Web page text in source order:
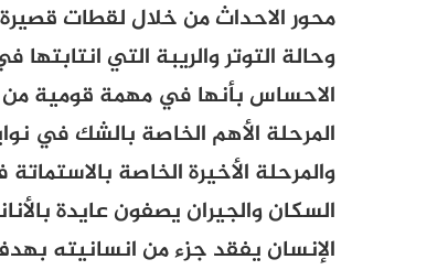
محور الاحداث من خلال لقطات
وحالة التوتر والريبة التي
الاحساس بأنها في مهمة قومية من
المرحلة الأهم الخاصة بالشك في
والمرحلة الأخيرة الخاصة
السكان والجيران يصفون عايدة
الإنسان يفقد جزء من انسانيته